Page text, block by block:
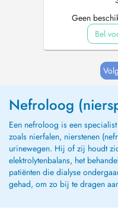
Geen
Bel
Nefroloog
Een nefroloog is een
zoals nierfalen, nierstenen
urinewegen. Hij of zij houdt
elektrolytenbalans, het
patiënten die dialyse
gehad, om zo bij te dragen